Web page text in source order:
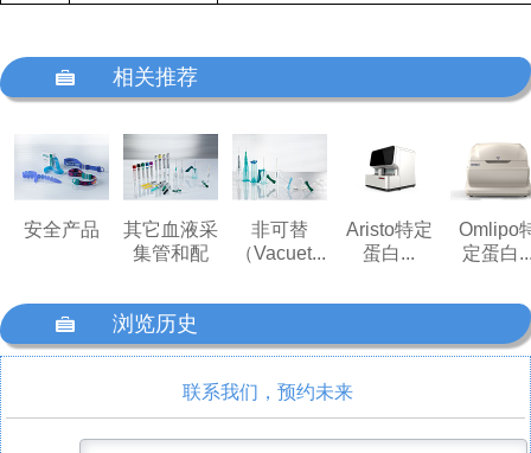
 相关推荐
安全产品
其它血液采
集管和配
非可替
（Vacuet...
Aristo特定
蛋白...
Omlipo
定蛋白
 浏览历史
联系我们，预约未来